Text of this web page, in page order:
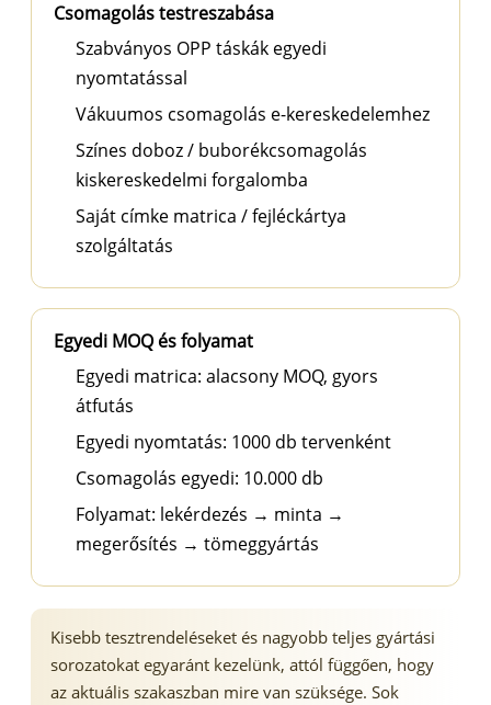
Csomagolás testreszabása
Szabványos OPP táskák egyedi
nyomtatással
Vákuumos csomagolás e-kereskedelemhez
Színes doboz / buborékcsomagolás
kiskereskedelmi forgalomba
Saját címke matrica / fejléckártya
szolgáltatás
Egyedi MOQ és folyamat
Egyedi matrica: alacsony MOQ, gyors
átfutás
Egyedi nyomtatás: 1000 db tervenként
Csomagolás egyedi: 10.000 db
Folyamat: lekérdezés → minta →
megerősítés → tömeggyártás
Kisebb tesztrendeléseket és nagyobb teljes gyártási
sorozatokat egyaránt kezelünk, attól függően, hogy
az aktuális szakaszban mire van szüksége. Sok